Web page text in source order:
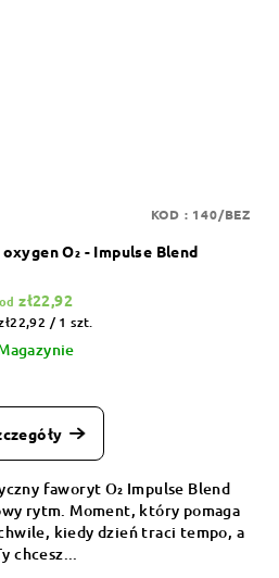
O₂ - Impulse Blend
od zł22,92
/ 1 szt.
faworyt O₂ Impulse Blend
rytm. Moment, który pomaga
kiedy dzień traci tempo, a
chcesz...
KOD : 140/BEZ